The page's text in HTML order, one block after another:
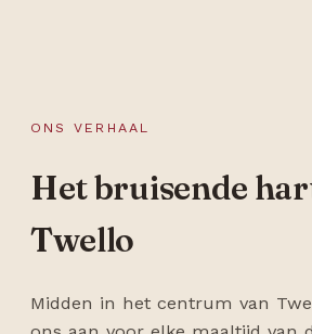
ONS VERHAAL
Het bruisende
Twello
Midden in het centrum van